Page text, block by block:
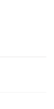
via X -
via